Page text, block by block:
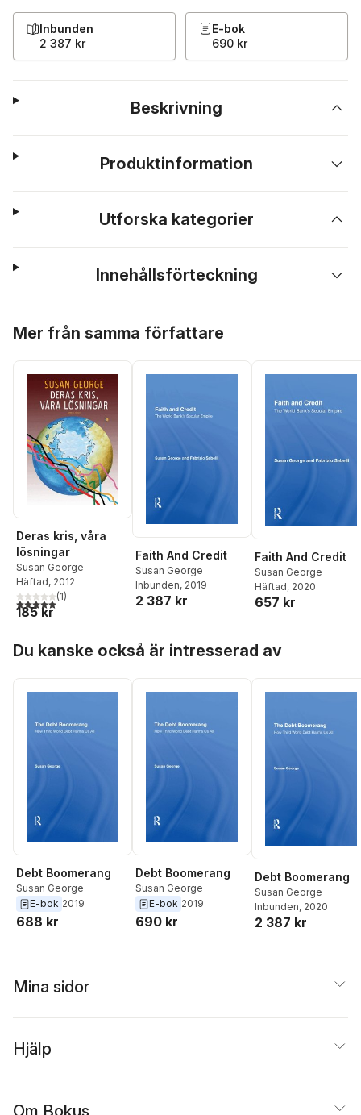
Inbunden
2 387 kr
E-bok
690 kr
Beskrivning
Produktinformation
Utforska kategorier
Innehållsförteckning
Mer från samma författare
Deras kris, våra
lösningar
Susan George
Häftad, 2012
5,0utav 5 stjärnor. Totalt antal röster:
(1)
185 kr
Faith And Credit
Susan George
Inbunden, 2019
2 387 kr
Faith And Credit
Susan George
Häftad, 2020
657 kr
Du kanske också är intresserad av
Debt Boomerang
Susan George
E-bok 2019
688 kr
Debt Boomerang
Susan George
E-bok 2019
690 kr
Debt Boomerang
Susan George
Inbunden, 2020
2 387 kr
Mina sidor
Hjälp